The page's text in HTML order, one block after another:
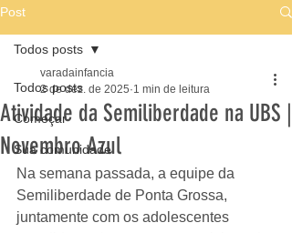
Post
Todos posts
Começar
Sua comunidade
Todos posts
Atividade da Semiliberdade na UBS |
Novembro Azul
varadainfancia
2 de dez. de 2025 1 min de leitura
Na semana passada, a equipe da
Semiliberdade de Ponta Grossa,
juntamente com os adolescentes